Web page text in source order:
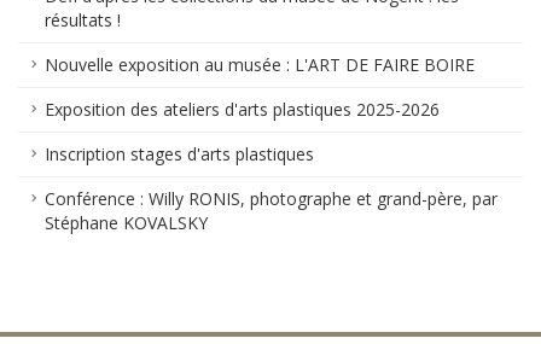
résultats !
Nouvelle exposition au musée : L'ART DE FAIRE BOIRE
Exposition des ateliers d'arts plastiques 2025-2026
Inscription stages d'arts plastiques
Conférence : Willy RONIS, photographe et grand-père, par
Stéphane KOVALSKY